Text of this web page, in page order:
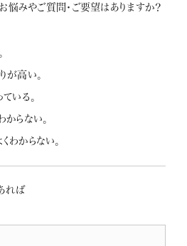
悩みやご質問・ご要望はありますか？
が高い。
いる。
らない。
わからない。
れば